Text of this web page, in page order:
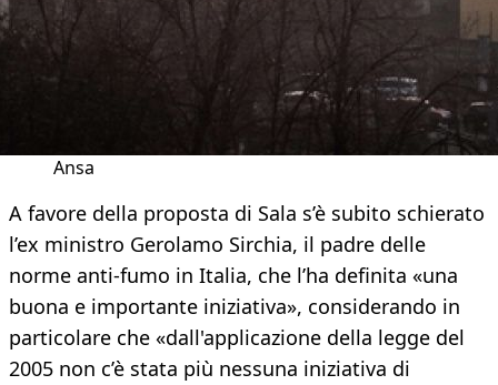
Ansa
A favore della proposta di Sala s’è subito schierato
l’ex ministro Gerolamo Sirchia, il padre delle
norme anti-fumo in Italia, che l’ha definita «una
buona e importante iniziativa», considerando in
particolare che «dall'applicazione della legge del
2005 non c’è stata più nessuna iniziativa di